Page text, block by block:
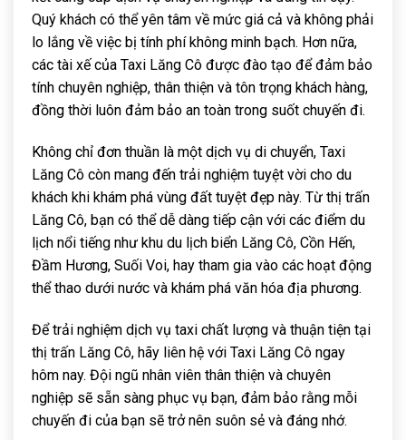
Quý khách có thể yên tâm về mức giá cả và không phải
lo lắng về việc bị tính phí không minh bạch. Hơn nữa,
các tài xế của Taxi Lăng Cô được đào tạo để đảm bảo
tính chuyên nghiệp, thân thiện và tôn trọng khách hàng,
đồng thời luôn đảm bảo an toàn trong suốt chuyến đi.
Không chỉ đơn thuần là một dịch vụ di chuyển, Taxi
Lăng Cô còn mang đến trải nghiệm tuyệt vời cho du
khách khi khám phá vùng đất tuyệt đẹp này. Từ thị trấn
Lăng Cô, bạn có thể dễ dàng tiếp cận với các điểm du
lịch nổi tiếng như khu du lịch biển Lăng Cô, Cồn Hến,
Đầm Hương, Suối Voi, hay tham gia vào các hoạt động
thể thao dưới nước và khám phá văn hóa địa phương.
Để trải nghiệm dịch vụ taxi chất lượng và thuận tiện tại
thị trấn Lăng Cô, hãy liên hệ với Taxi Lăng Cô ngay
hôm nay. Đội ngũ nhân viên thân thiện và chuyên
nghiệp sẽ sẵn sàng phục vụ bạn, đảm bảo rằng mỗi
chuyến đi của bạn sẽ trở nên suôn sẻ và đáng nhớ.